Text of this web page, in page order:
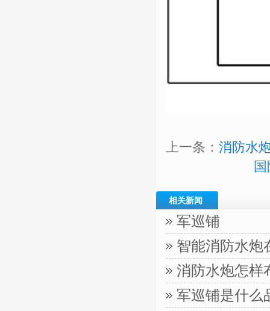
上一条：消防水
相关新闻
军巡铺
智能消防水炮
消防水炮怎样
军巡铺是什么